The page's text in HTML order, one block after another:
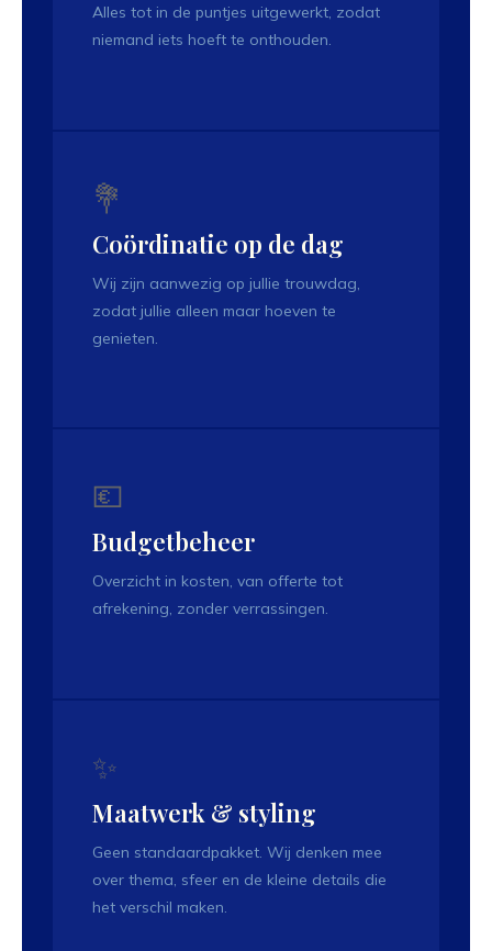
Alles tot in de puntjes uitgewerkt, zodat
niemand iets hoeft te onthouden.
💐
Coördinatie op de dag
Wij zijn aanwezig op jullie trouwdag,
zodat jullie alleen maar hoeven te
genieten.
💶
Budgetbeheer
Overzicht in kosten, van offerte tot
afrekening, zonder verrassingen.
✨
Maatwerk & styling
Geen standaardpakket. Wij denken mee
over thema, sfeer en de kleine details die
het verschil maken.